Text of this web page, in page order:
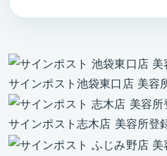
サインポスト池袋東口店 美容
サインポスト志木店 美容所登